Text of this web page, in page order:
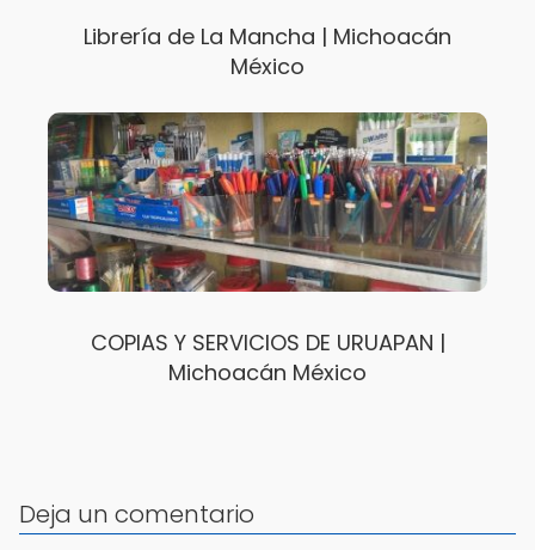
Librería de La Mancha | Michoacán
México
COPIAS Y SERVICIOS DE URUAPAN |
Michoacán México
Deja un comentario